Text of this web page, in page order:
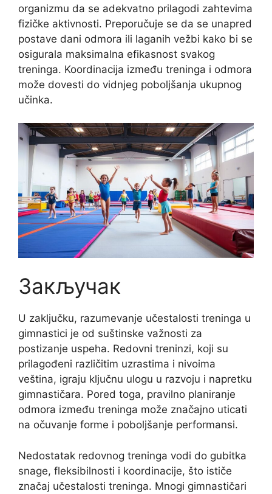
organizmu da se adekvatno prilagodi zahtevima
fizičke aktivnosti. Preporučuje se da se unapred
postave dani odmora ili laganih vežbi kako bi se
osigurala maksimalna efikasnost svakog
treninga. Koordinacija između treninga i odmora
može dovesti do vidnjeg poboljšanja ukupnog
učinka.
Закључак
U zaključku, razumevanje učestalosti treninga u
gimnastici je od suštinske važnosti za
postizanje uspeha. Redovni treninzi, koji su
prilagođeni različitim uzrastima i nivoima
veština, igraju ključnu ulogu u razvoju i napretku
gimnastičara. Pored toga, pravilno planiranje
odmora između treninga može značajno uticati
na očuvanje forme i poboljšanje performansi.
Nedostatak redovnog treninga vodi do gubitka
snage, fleksibilnosti i koordinacije, što ističe
značaj učestalosti treninga. Mnogi gimnastičari